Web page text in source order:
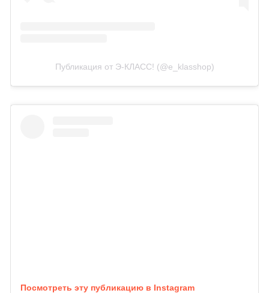
Публикация от Э-КЛАСС! (@e_klasshop)
Посмотреть эту публикацию в Instagram